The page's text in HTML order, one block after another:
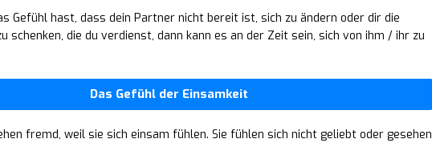
Gefühl hast, dass dein Partner nicht bereit ist, sich zu ändern oder dir die
schenken, die du verdienst, dann kann es an der Zeit sein, sich von ihm / ihr zu
Das Gefühl der Einsamkeit
fremd, weil sie sich einsam fühlen. Sie fühlen sich nicht geliebt oder gesehen